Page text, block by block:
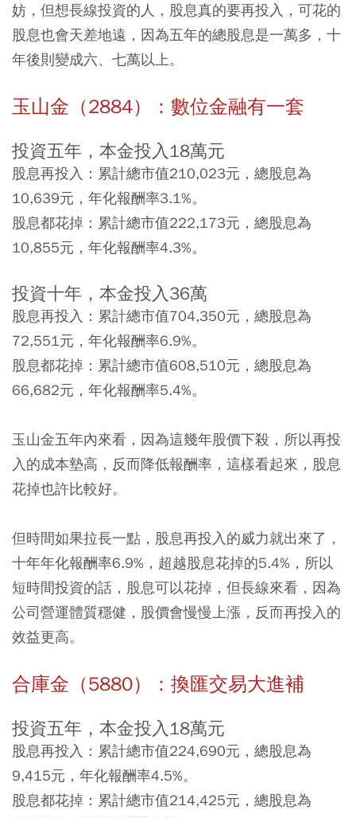
妨，但想長線投資的人，股息真的要再投入，可花的
股息也會天差地遠，因為五年的總股息是一萬多，十
年後則變成六、七萬以上。
玉山金（2884）：數位金融有一套
投資五年，本金投入18萬元
股息再投入：累計總市值210,023元，總股息為
10,639元，年化報酬率3.1%。
股息都花掉：累計總市值222,173元，總股息為
10,855元，年化報酬率4.3%。
投資十年，本金投入36萬
股息再投入：累計總市值704,350元，總股息為
72,551元，年化報酬率6.9%。
股息都花掉：累計總市值608,510元，總股息為
66,682元，年化報酬率5.4%。
玉山金五年內來看，因為這幾年股價下殺，所以再投
入的成本墊高，反而降低報酬率，這樣看起來，股息
花掉也許比較好。
但時間如果拉長一點，股息再投入的威力就出來了，
十年年化報酬率6.9%，超越股息花掉的5.4%，所以
短時間投資的話，股息可以花掉，但長線來看，因為
公司營運體質穩健，股價會慢慢上漲，反而再投入的
效益更高。
合庫金（5880）：換匯交易大進補
投資五年，本金投入18萬元
股息再投入：累計總市值224,690元，總股息為
9,415元，年化報酬率4.5%。
股息都花掉：累計總市值214,425元，總股息為